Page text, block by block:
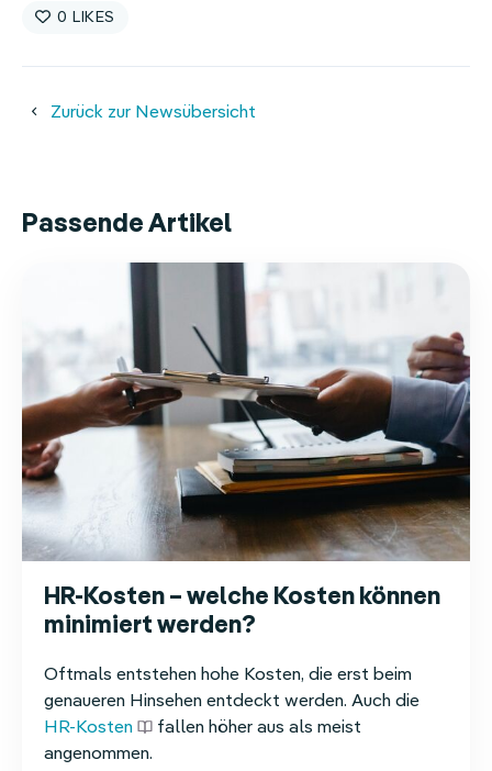
0
Zurück zur Newsübersicht
Passende Artikel
HR-Kosten – welche Kosten können
minimiert werden?
Oftmals entstehen hohe Kosten, die erst beim
genaueren Hinsehen entdeckt werden. Auch die
HR-Kosten
fallen höher aus als meist
angenommen.